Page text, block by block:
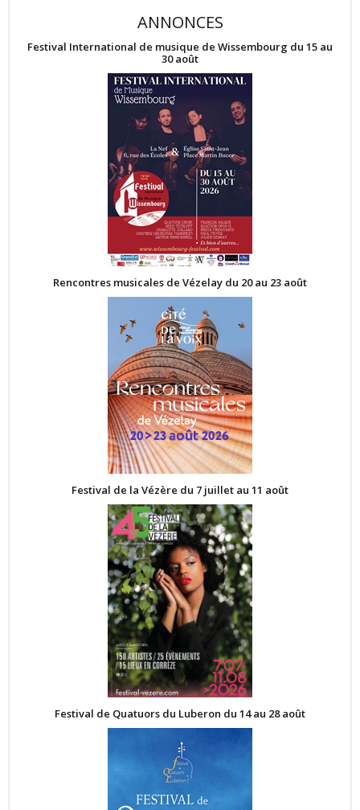
ANNONCES
Festival International de musique de Wissembourg du 15 au
30 août
Rencontres musicales de Vézelay du 20 au 23 août
Festival de la Vézère du 7 juillet au 11 août
Festival de Quatuors du Luberon du 14 au 28 août